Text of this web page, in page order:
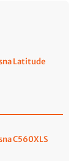
Latitude
C560XLS